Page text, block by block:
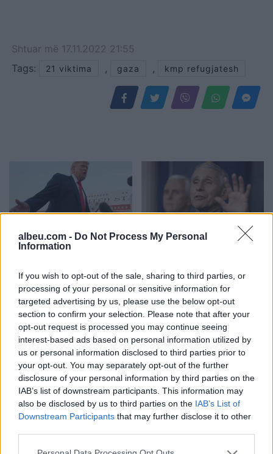
albeu.com - Do Not Process My Personal
Information
If you wish to opt-out of the sale, sharing to third parties, or
processing of your personal or sensitive information for
targeted advertising by us, please use the below opt-out
section to confirm your selection. Please note that after your
opt-out request is processed you may continue seeing
interest-based ads based on personal information utilized by
us or personal information disclosed to third parties prior to
your opt-out. You may separately opt-out of the further
disclosure of your personal information by third parties on the
IAB’s list of downstream participants. This information may
also be disclosed by us to third parties on the IAB’s List of
Downstream Participants that may further disclose it to other
Shtuar më 17.11.2022 21:55
Tags:
21 viktima , gaza , kmp refugjatesh
Trump mohon se SHBA-ja
Burgime të gjata për
publikuesit e deklaratave
tradhtare
Senati amerikan e shpall
shpërfillje të Kongresit
pasi nuk iu përgjigj
pyetjeve mbi pandeminë e
Covid-19
Mashtruesit u hoqën si
punonjës sigurie, çiftit të
pensionistëve në Francë i
grabiten ar dhe bizhuteri
me vlerë 1.1 milion euro
Vala e të nxehtit ekstrem,
Hungaria fik ndriçimin
dekorativ të
monumenteve kryesore
në Budapest për të